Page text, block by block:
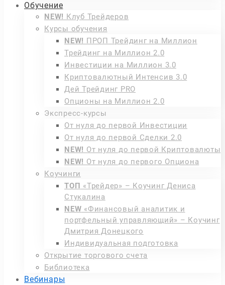
Обучение
NEW! Клуб Трейдеров
Курсы обучения
NEW! ПРОП Трейдинг на Миллион
Трейдинг на Миллион 2.0
Инвестиции на Миллион 3.0
Криптовалютный Интенсив 3.0
Дей Трейдинг PRO
Опционы на Миллион 2.0
Экспресс-курсы
От нуля до первой Инвестиции
От нуля до первой Сделки 2.0
NEW! От нуля до первой Криптовалюты
NEW! От нуля до первого Опциона
Коучинги
ТОП «Трейдер» – Коучинг Дениса
Стукалина
NEW «Финансовый аналитик и
портфельный управляющий» – Коучинг
Дмитрия Донецкого
Индивидуальная подготовка
Открытие торгового счета
Библиотека
Вебинары